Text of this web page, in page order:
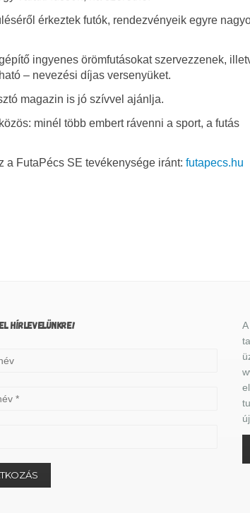
érkeztek futók, rendezvényeik egyre
ingyenes örömfutásokat szervezzenek,
– nevezési díjas versenyüket.
magazin is jó szívvel ajánlja.
minél több embert rávenni a sport, a futás
a FutaPécs SE tevékenysége iránt: futapecs.hu
HÍRLEVELÜNKRE!